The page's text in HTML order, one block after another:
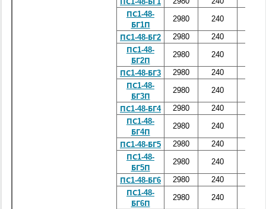
ПС1-48-
БГ1П
2980 240
ПС1-48-БГ2 2980 240
ПС1-48-
БГ2П
2980 240
ПС1-48-БГ3 2980 240
ПС1-48-
БГ3П
2980 240
ПС1-48-БГ4 2980 240
ПС1-48-
БГ4П
2980 240
ПС1-48-БГ5 2980 240
ПС1-48-
БГ5П
2980 240
ПС1-48-БГ6 2980 240
ПС1-48-
БГ6П
2980 240